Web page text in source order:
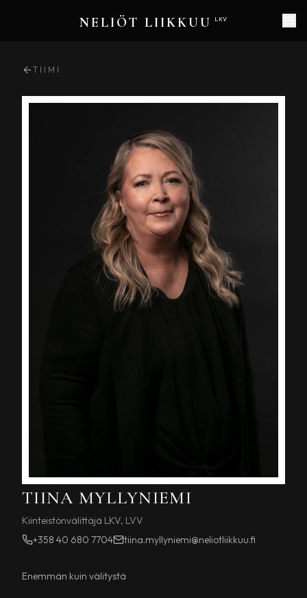
NELIÖT LIIKKUU LKV
TIIMI
TIINA MYLLYNIEMI
Kiinteistönvälittäjä LKV, LVV
+358 40 680 7704
tiina.myllyniemi@neliotliikkuu.fi
Enemmän kuin välitystä